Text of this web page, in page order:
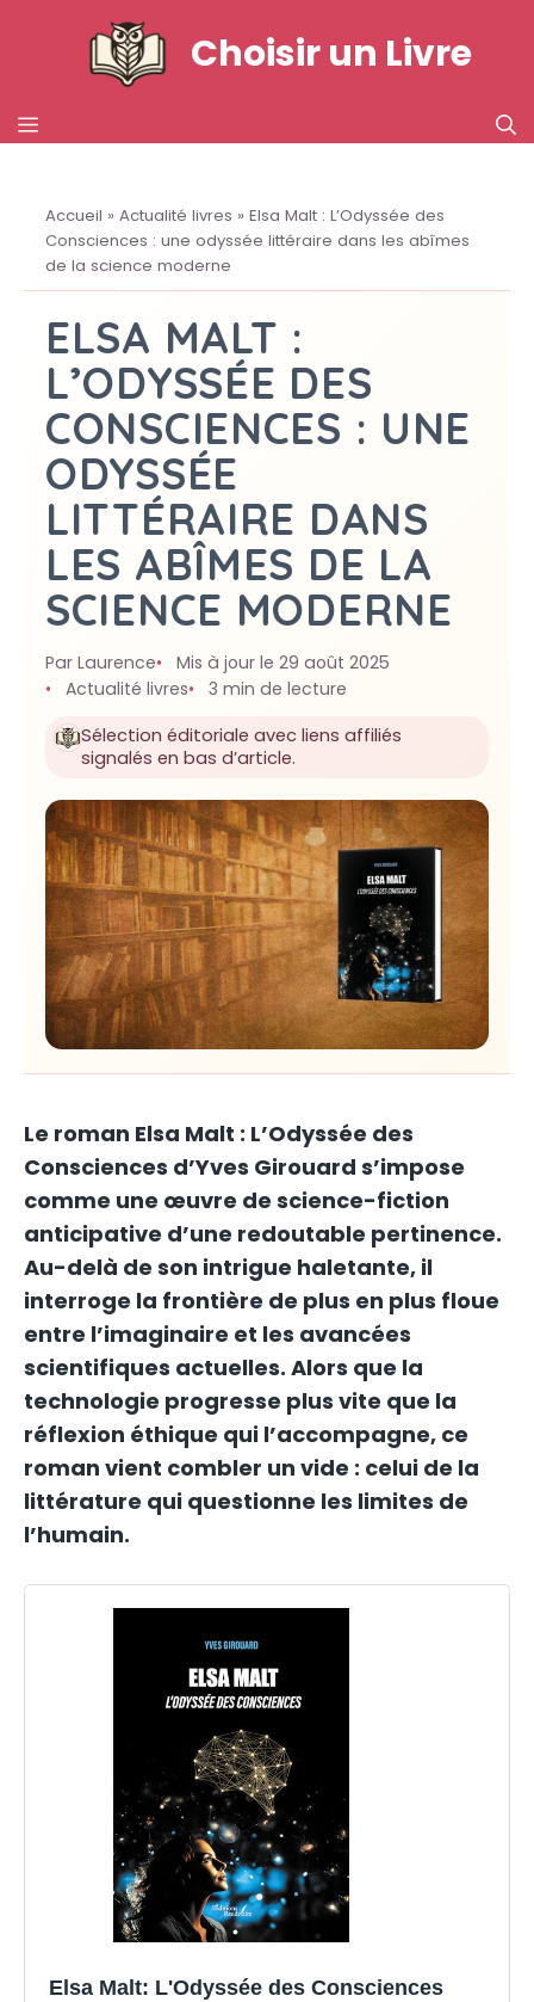
Choisir un Livre
MENU
Accueil » Actualité livres » Elsa Malt : L’Odyssée des
Consciences : une odyssée littéraire dans les abîmes
de la science moderne
ELSA MALT :
L’ODYSSÉE DES
CONSCIENCES : UNE
ODYSSÉE
LITTÉRAIRE DANS
LES ABÎMES DE LA
SCIENCE MODERNE
Par Laurence
Mis à jour le 29 août 2025
Actualité livres
3 min de lecture
Sélection éditoriale avec liens affiliés
signalés en bas d’article.
Le roman Elsa Malt : L’Odyssée des
Consciences d’Yves Girouard s’impose
comme une œuvre de science-fiction
anticipative d’une redoutable pertinence.
Au-delà de son intrigue haletante, il
interroge la frontière de plus en plus floue
entre l’imaginaire et les avancées
scientifiques actuelles. Alors que la
technologie progresse plus vite que la
réflexion éthique qui l’accompagne, ce
roman vient combler un vide : celui de la
littérature qui questionne les limites de
l’humain.
Elsa Malt: L'Odyssée des Consciences